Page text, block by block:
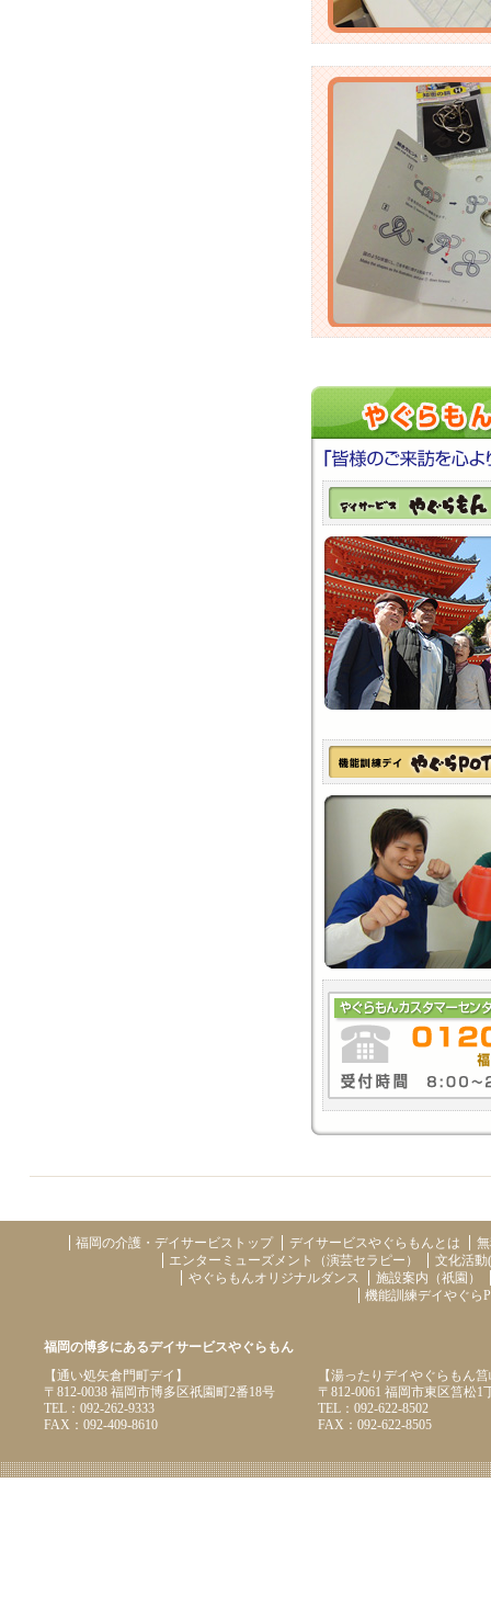
福岡の介護・デイサービストップ デイサービスやぐらもんとは
エンターミューズメント（演芸セラピー）
文化活
やぐらもんオリジナルダンス
施設案内（祇園）
機能訓練デイやぐら
福岡の博多にあるデイサービスやぐらもん
【通い処矢倉門町デイ】
〒812-0038 福岡市博多区祇園町2番18号
TEL：092-262-9333
FAX：092-409-8610
【湯ったりデイやぐらもん
〒812-0061 福岡市東区筥松1
TEL：092-622-8502
FAX：092-622-8505